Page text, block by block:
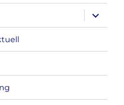
anzeigen